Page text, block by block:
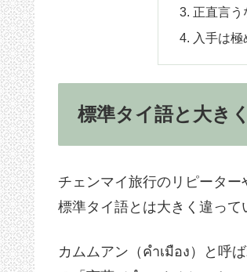
正直言
入手は
標準タイ語と大き
チェンマイ旅行のリピータ
標準タイ語とは大きく違って
カムムアン（คำเมือง）と呼